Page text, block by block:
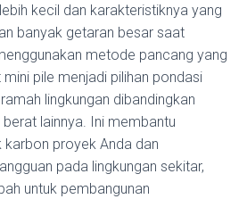
kecil dan karakteristiknya yang
banyak getaran besar saat
metode pancang yang
pile menjadi pilihan pondasi
lingkungan dibandingkan
lainnya. Ini membantu
karbon proyek Anda dan
pada lingkungan sekitar,
untuk pembangunan